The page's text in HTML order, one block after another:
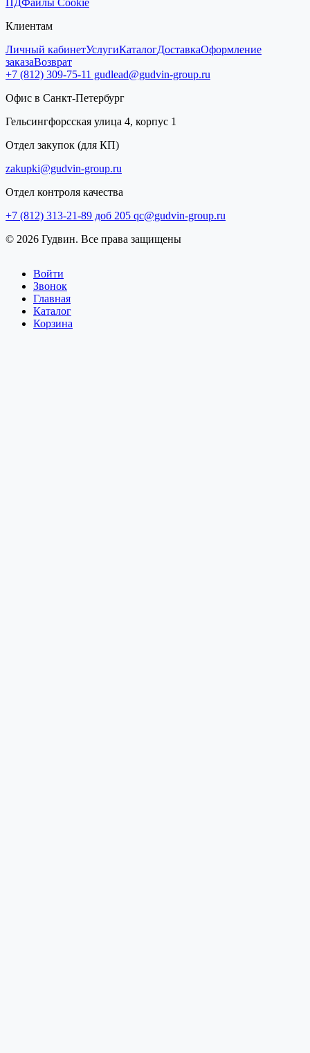
ПД Файлы Cookie
Клиентам
Личный кабинетУслугиКаталогДоставкаОформление
заказаВозврат
+7 (812) 309-75-11 gudlead@gudvin-group.ru
Офис в Санкт-Петербург
Гельсингфорсская улица 4, корпус 1
Отдел закупок (для КП)
zakupki@gudvin-group.ru
Отдел контроля качества
+7 (812) 313-21-89 доб 205 qc@gudvin-group.ru
© 2026 Гудвин. Все права защищены
Войти
Звонок
Главная
Каталог
Корзина